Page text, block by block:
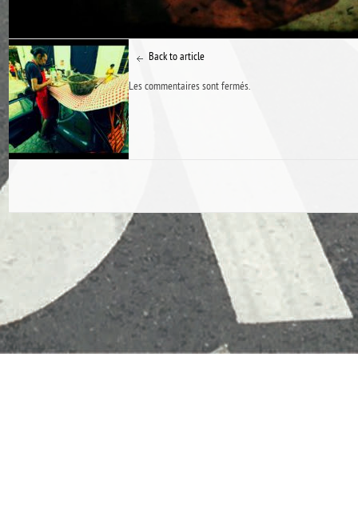
Back to article
Les commentaires sont fermés.